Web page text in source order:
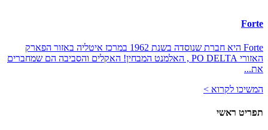
Forte
Forte היא חברת שנוסדה בשנת 1962 במרכז איטליה באזור הפארק
האזורי PO DELTA , האלמנט המבחין! האקלים והסביבה הם שמחברים
את...
המשיכו לקרוא >
תפריט ראשי